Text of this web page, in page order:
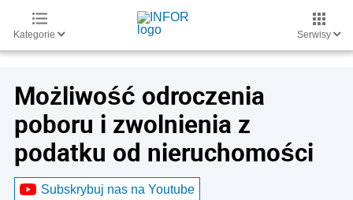
Kategorie Serwisy
Możliwość odroczenia
poboru i zwolnienia z
podatku od nieruchomości
Subskrybuj nas na Youtube